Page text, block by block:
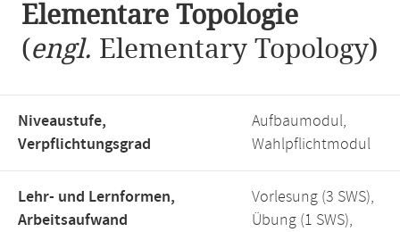
Elementare Topologie
(engl. Elementary Topology)
Niveaustufe,
Verpflichtungsgrad
Aufbaumodul,
Wahlpflichtmodul
Lehr- und Lernformen,
Arbeitsaufwand
Vorlesung (3 SWS),
Übung (1 SWS),